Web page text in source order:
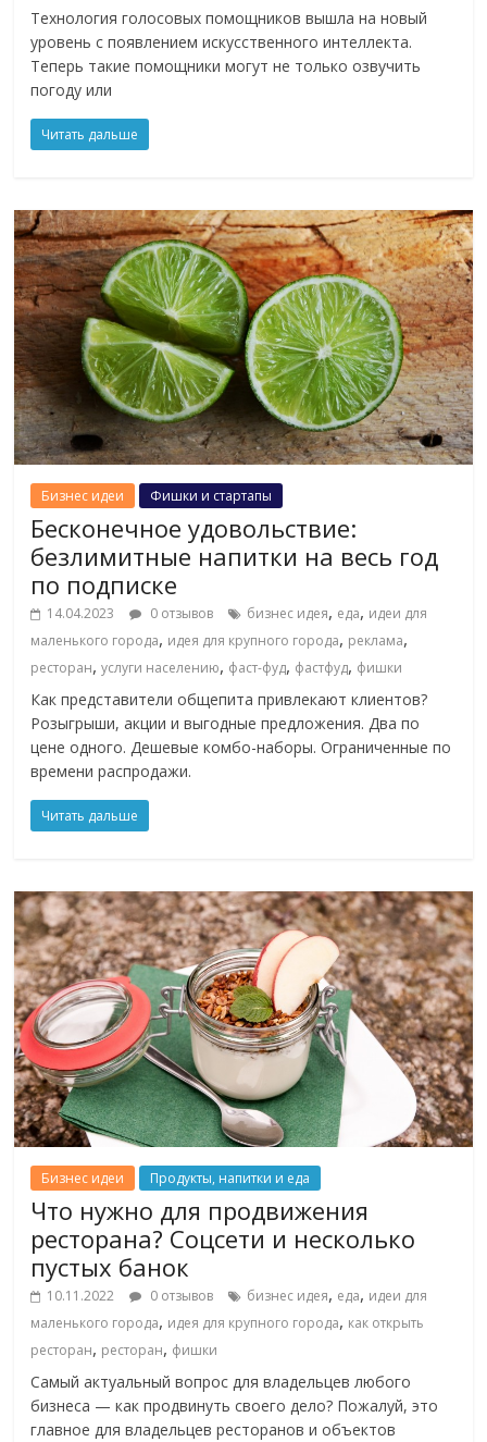
Технология голосовых помощников вышла на новый
уровень с появлением искусственного интеллекта.
Теперь такие помощники могут не только озвучить
погоду или
Читать дальше
Бизнес идеи Фишки и стартапы
Бесконечное удовольствие:
безлимитные напитки на весь год
по подписке
14.04.2023 0 отзывов бизнес идея, еда, идеи для
маленького города, идея для крупного города, реклама,
ресторан,услуги населению, фаст-фуд, фастфуд, фишки
Как представители общепита привлекают клиентов?
Розыгрыши, акции и выгодные предложения. Два по
цене одного. Дешевые комбо-наборы. Ограниченные по
времени распродажи.
Читать дальше
Бизнес идеи Продукты, напитки и еда
Что нужно для продвижения
ресторана? Соцсети и несколько
пустых банок
10.11.2022 0 отзывов бизнес идея, еда, идеи для
маленького города, идея для крупного города, как открыть
ресторан, ресторан, фишки
Самый актуальный вопрос для владельцев любого
бизнеса — как продвинуть своего дело? Пожалуй, это
главное для владельцев ресторанов и объектов